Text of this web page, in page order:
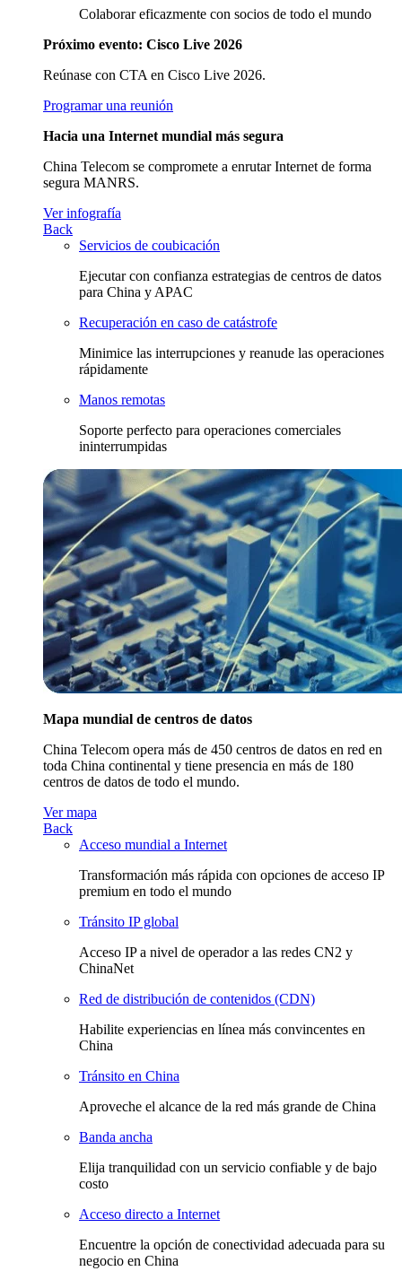
Colaborar eficazmente con socios de todo el mundo
Próximo evento: Cisco Live 2026
Reúnase con CTA en Cisco Live 2026.
Programar una reunión
Hacia una Internet mundial más segura
China Telecom se compromete a enrutar Internet de forma
segura MANRS.
Ver infografía
Back
Servicios de coubicación
Ejecutar con confianza estrategias de centros de datos
para China y APAC
Recuperación en caso de catástrofe
Minimice las interrupciones y reanude las operaciones
rápidamente
Manos remotas
Soporte perfecto para operaciones comerciales
ininterrumpidas
Mapa mundial de centros de datos
China Telecom opera más de 450 centros de datos en red en
toda China continental y tiene presencia en más de 180
centros de datos de todo el mundo.
Ver mapa
Back
Acceso mundial a Internet
Transformación más rápida con opciones de acceso IP
premium en todo el mundo
Tránsito IP global
Acceso IP a nivel de operador a las redes CN2 y
ChinaNet
Red de distribución de contenidos (CDN)
Habilite experiencias en línea más convincentes en
China
Tránsito en China
Aproveche el alcance de la red más grande de China
Banda ancha
Elija tranquilidad con un servicio confiable y de bajo
costo
Acceso directo a Internet
Encuentre la opción de conectividad adecuada para su
negocio en China